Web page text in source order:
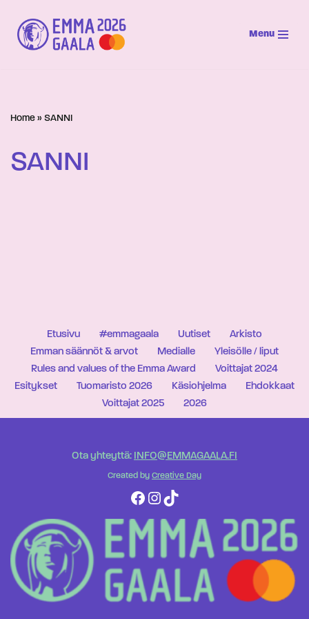
Siirry
suoraan
Menu
Home » SANNI
SANNI
Etusivu #emmagaala Uutiset
Arkisto
Emman säännöt & arvot
Medialle
Yleisölle / liput
Rules and values of the Emma Award
Voittajat 2024
Esitykset
Tuomaristo 2026 Käsiohjelma
Ehdokkaat
Voittajat 2025
2026
Ota yhteyttä: INFO@EMMAGAALA.FI
Created by Creative Day